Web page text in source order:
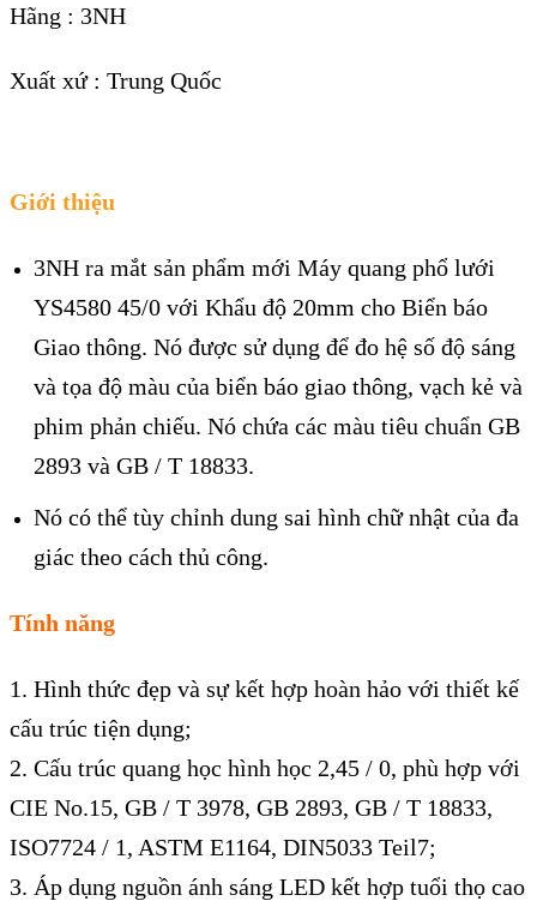
Hãng : 3NH
Xuất xứ : Trung Quốc
Giới thiệu
3NH ra mắt sản phẩm mới Máy quang phổ lưới
YS4580 45/0 với Khẩu độ 20mm cho Biển báo
Giao thông. Nó được sử dụng để đo hệ số độ sáng
và tọa độ màu của biển báo giao thông, vạch kẻ và
phim phản chiếu. Nó chứa các màu tiêu chuẩn GB
2893 và GB / T 18833.
Nó có thể tùy chỉnh dung sai hình chữ nhật của đa
giác theo cách thủ công.
Tính năng
1. Hình thức đẹp và sự kết hợp hoàn hảo với thiết kế
cấu trúc tiện dụng;
2. Cấu trúc quang học hình học 2,45 / 0, phù hợp với
CIE No.15, GB / T 3978, GB 2893, GB / T 18833,
ISO7724 / 1, ASTM E1164, DIN5033 Teil7;
3. Áp dụng nguồn ánh sáng LED kết hợp tuổi thọ cao